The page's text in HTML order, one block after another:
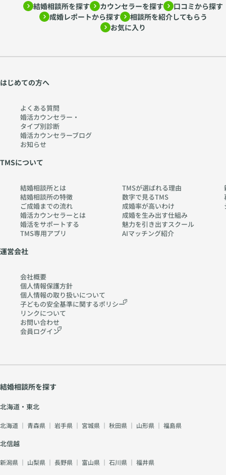
ラ
ー
心
学
w
w.
ch
err
y-
解
ps:
結婚相談所を探す カウンセラーを探す
口コミから探す
成婚レポートから探す
相談所を紹介してもらう
お気に入り
はじめての方へ
よくある質問
婚活カウンセラー・
タイプ別診断
婚活カウンセラーブログ
お知らせ
TMSについて
結婚相談所とは
結婚相談所の特徴
ご成婚までの流れ
婚活カウンセラーとは
婚活をサポートする
TMS専用アプリ
TMSが選ばれる理由
数字で見るTMS
成婚率が高いわけ
成婚を生み出す仕組み
魅力を引き出すスクール
AIマッチング紹介
運営会社
会社概要
個人情報保護方針
個人情報の取り扱いについて
子どもの安全基準に関するポリシー
リンクについて
お問い合わせ
会員ログイン
結婚相談所を探す
北海道・東北
北海道 ｜ 青森県 ｜ 岩手県 ｜ 宮城県 ｜ 秋田県 ｜ 山形県 ｜ 福島県
北信越
新潟県 ｜ 山梨県 ｜ 長野県 ｜ 富山県 ｜ 石川県 ｜ 福井県